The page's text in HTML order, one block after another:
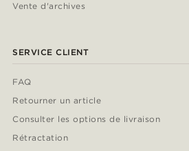
Vente d'archives
SERVICE CLIENT
FAQ
Retourner un article
Consulter les options de livraison
Rétractation